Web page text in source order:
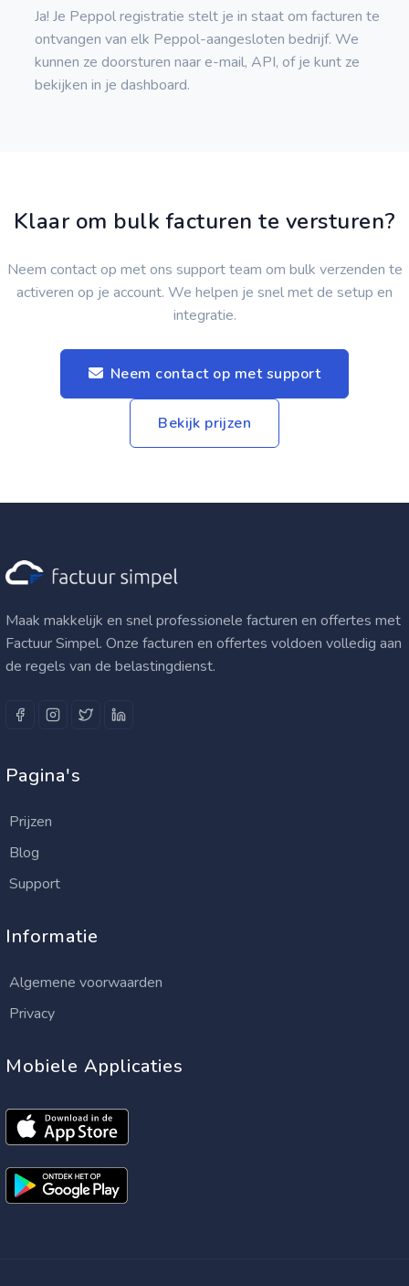
Ja! Je Peppol registratie stelt je in staat om facturen te
ontvangen van elk Peppol-aangesloten bedrijf. We
kunnen ze doorsturen naar e-mail, API, of je kunt ze
bekijken in je dashboard.
Klaar om bulk facturen te versturen?
Neem contact op met ons support team om bulk verzenden te
activeren op je account. We helpen je snel met de setup en
integratie.
Neem contact op met support
Bekijk prijzen
Maak makkelijk en snel professionele facturen en offertes met
Factuur Simpel. Onze facturen en offertes voldoen volledig aan
de regels van de belastingdienst.
Pagina's
Prijzen
Blog
Support
Informatie
Algemene voorwaarden
Privacy
Mobiele Applicaties